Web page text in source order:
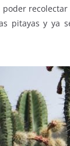
pitayas y ya